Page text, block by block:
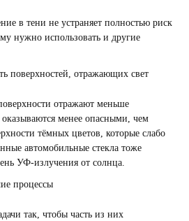
в тени не устраняет полностью риск
нужно использовать и другие
поверхностей, отражающих свет
отражают меньше
менее опасными, чем
тёмных цветов, которые слабо
автомобильные стекла тоже
УФ-излучения от солнца.
процессы
так, чтобы часть из них